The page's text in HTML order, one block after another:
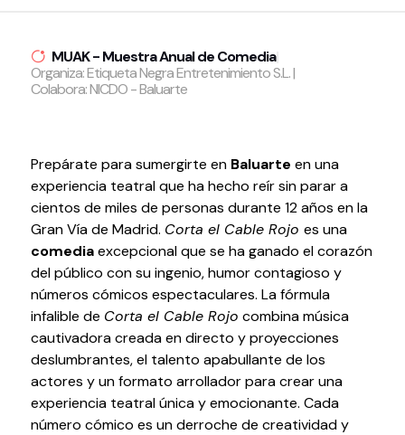
Agenda
Entradas
Histórico
Organiza
Espacios
Tour Virtual
Servicios
Organizar evento
Testimonios
Últimos Eventos
MUAK - Muestra Anual de Comedia|
Organiza: Etiqueta Negra Entretenimiento S.L. |
Colabora: NICDO - Baluarte
Prepárate para sumergirte en Baluarte en una
experiencia teatral que ha hecho reír sin parar a
cientos de miles de personas durante 12 años en la
Gran Vía de Madrid. Corta el Cable Rojo es una
comediaexcepcional que se ha ganado el corazón
del público con su ingenio, humor contagioso y
números cómicos espectaculares. La fórmula
infalible de Corta el Cable Rojo combina música
cautivadora creada en directo y proyecciones
deslumbrantes, el talento apabullante de los
actores y un formato arrollador para crear una
experiencia teatral única y emocionante. Cada
número cómico es un derroche de creatividad y